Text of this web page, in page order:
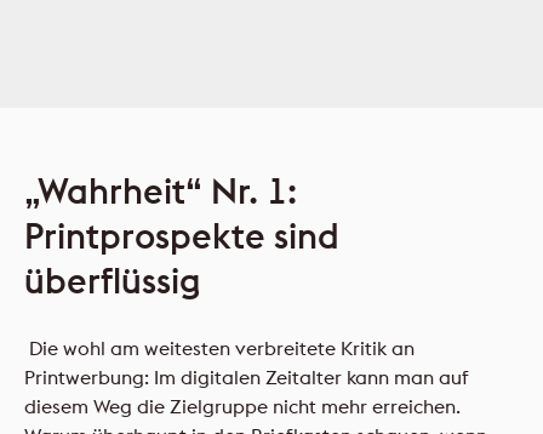
„Wahrheit“ Nr. 1:
Printprospekte sind
überflüssig
Die wohl am weitesten verbreitete Kritik an
Printwerbung: Im digitalen Zeitalter kann man auf
diesem Weg die Zielgruppe nicht mehr erreichen.